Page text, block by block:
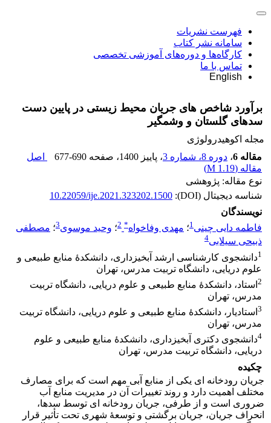
فهرست نشریات
سامانه نشر کتاب
کارگاه‌ها و دوره‌های آموزشی تخصصی
تماس با ما
English
برآورد شاخص‏ های جریان محیط‏ زیستی در پایین ‏دست
سدهای گلستان و وشمگیر
مجله اکوهیدرولوژی
مقاله 6
، دوره 8، شماره 3 ، پاییز 1400 ، صفحه 677-690
اصل
مقاله (1.19 M
)
نوع مقاله: پژوهشی
شناسه دیجیتال (DOI):
10.22059/ije.2021.323202.1500
نویسندگان
فاطمه دایی چینی1؛ مهدی وفاخواه*
2؛ وحید موسوی3؛ مصطفی
ذبیحی سیلابی4
1دانشجوی کارشناسی ارشد آبخیزداری، دانشکدۀ منابع طبیعی و
علوم دریایی، دانشگاه تربیت مدرس، تهران‌
2 استاد، دانشکدۀ منابع طبیعی و علوم دریایی، دانشگاه تربیت
مدرس، تهران
3 استادیار، دانشکدۀ منابع طبیعی و علوم دریایی، دانشگاه تربیت
مدرس، تهران
4دانشجوی دکتری آبخیزداری، دانشکدۀ منابع طبیعی و علوم
دریایی، دانشگاه تربیت مدرس، تهران
چکیده
جریان رودخانه ‏ای یکی از منابع آبی مهم است که برای مصارف
مختلف ‌اهمیت دارد و روند تغییرات آن در مدیریت منابع آب
ضروری است و از طرفی، جریان رودخانه‏ ای توسط سدها،
انحراف جریان، جریان‏ برگشتی و توسعۀ شهری تحت‏ تأثیر قرار